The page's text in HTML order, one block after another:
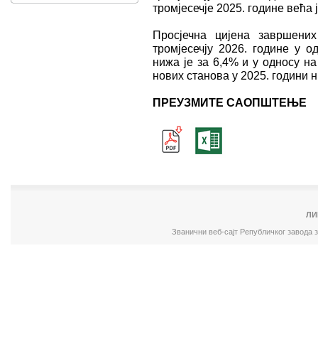
тромјесечје 2025. године већа
Просјечна цијена
тромјесечју 2026. године у
нижа је за 6,4% и у односу
нових станова у 2025. години
ПРЕУЗМИТЕ САОПШТЕЊЕ
Званични веб-сајт Републичког